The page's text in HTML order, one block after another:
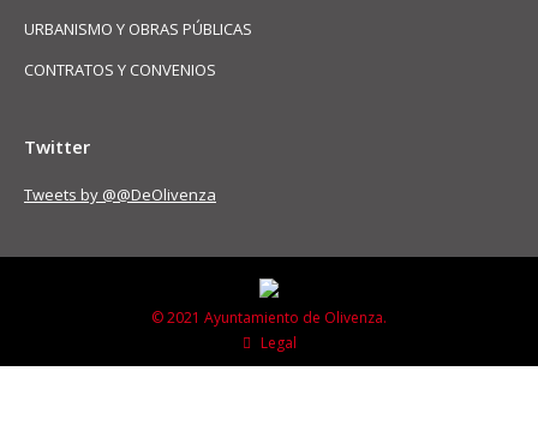
URBANISMO Y OBRAS PÚBLICAS
CONTRATOS Y CONVENIOS
Twitter
Tweets by @@DeOlivenza
© 2021 Ayuntamiento de Olivenza.
Legal